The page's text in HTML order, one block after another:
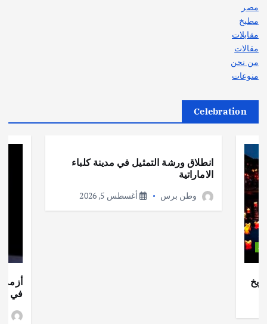
مصر
مطبخ
مقابلات
مقالات
من نحن
منوعات
Celebration
انطلاق ورشة التمثيل في مدينة كلباء
الاماراتية
وطن برس أغسطس 5, 2026
أزمة
في